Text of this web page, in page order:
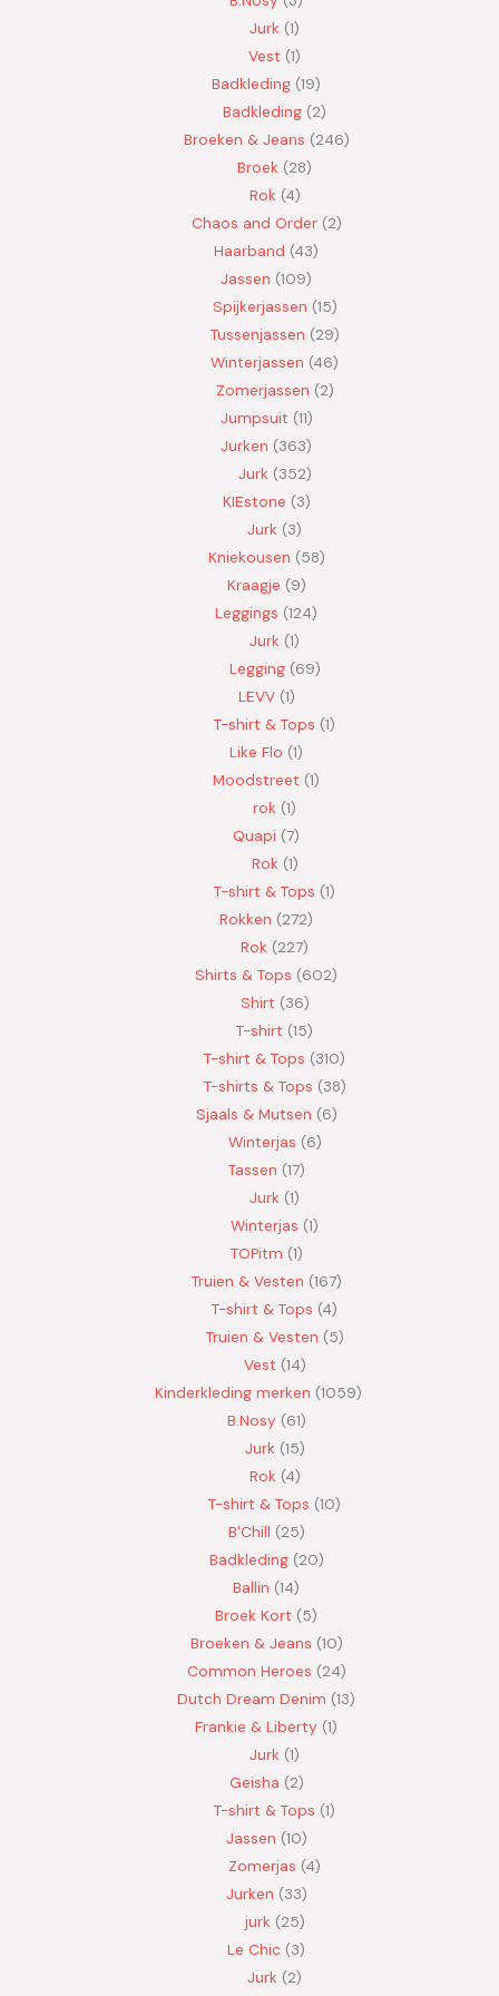
Jurk 1
Vest 1
Badkleding 19
Badkleding 2
Broeken & Jeans 246
Broek 28
Rok 4
Chaos and Order 2
Haarband 43
Jassen 109
Spijkerjassen 15
Tussenjassen 29
Winterjassen 46
Zomerjassen 2
Jumpsuit 11
Jurken 363
Jurk 352
KIEstone 3
Jurk 3
Kniekousen 58
Kraagje 9
Leggings 124
Jurk 1
Legging 69
LEVV 1
T-shirt & Tops 1
Like Flo 1
Moodstreet 1
rok 1
Quapi 7
Rok 1
T-shirt & Tops 1
Rokken 272
Rok 227
Shirts & Tops 602
Shirt 36
T-shirt 15
T-shirt & Tops 310
T-shirts & Tops 38
Sjaals & Mutsen 6
Winterjas 6
Tassen 17
Jurk 1
Winterjas 1
TOPitm 1
Truien & Vesten 167
T-shirt & Tops 4
Truien & Vesten 5
Vest 14
Kinderkleding merken 1059
B.Nosy 61
Jurk 15
Rok 4
T-shirt & Tops 10
B'Chill 25
Badkleding 20
Ballin 14
Broek Kort 5
Broeken & Jeans 10
Common Heroes 24
Dutch Dream Denim 13
Frankie & Liberty 1
Jurk 1
Geisha 2
T-shirt & Tops 1
Jassen 10
Zomerjas 4
Jurken 33
jurk 25
Le Chic 3
Jurk 2